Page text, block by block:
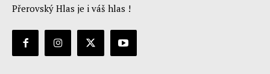
Přerovský Hlas je i váš hlas !